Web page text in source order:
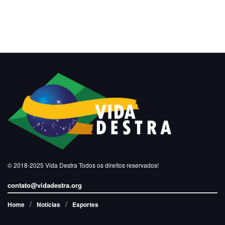
© 2018-2025 Vida Destra Todos os direitos reservados!
contato@vidadestra.org
Home Notícias Esportes